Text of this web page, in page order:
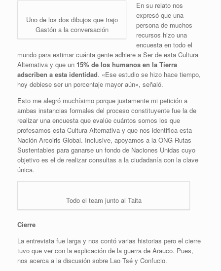
Uno de los dos dibujos que trajo
Gastón a la conversación
En su relato nos
expresó que una
persona de muchos
recursos hizo una
encuesta en todo el
mundo para estimar cuánta gente adhiere a Ser de esta Cultura
Alternativa y que un 15% de los humanos en la Tierra
adscriben a esta identidad. «Ese estudio se hizo hace tiempo,
hoy debiese ser un porcentaje mayor aún», señaló.
Esto me alegró muchísimo porque justamente mi petición a
ambas instancias formales del proceso constituyente fue la de
realizar una encuesta que evalúe cuántos somos los que
profesamos esta Cultura Alternativa y que nos identifica esta
Nación Arcoiris Global. Inclusive, apoyamos a la ONG Rutas
Sustentables para ganarse un fondo de Naciones Unidas cuyo
objetivo es el de realizar consultas a la ciudadanía con la clave
única.
Todo el team junto al Taita
Cierre
La entrevista fue larga y nos contó varias historias pero el cierre
tuvo que ver con la explicación de la guerra de Arauco. Pues,
nos acerca a la discusión sobre Lao Tsé y Confucio.